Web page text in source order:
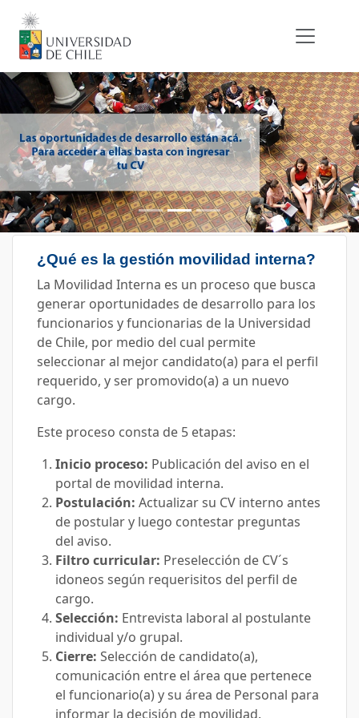
¿Qué es la gestión movilidad interna?
La Movilidad Interna es un proceso que busca
generar oportunidades de desarrollo para los
funcionarios y funcionarias de la Universidad
de Chile, por medio del cual permite
seleccionar al mejor candidato(a) para el perfil
requerido, y ser promovido(a) a un nuevo
cargo.
Este proceso consta de 5 etapas:
Inicio proceso: Publicación del aviso en el
portal de movilidad interna.
Postulación: Actualizar su CV interno antes
de postular y luego contestar preguntas
del aviso.
Filtro curricular: Preselección de CV´s
idoneos según requerisitos del perfil de
cargo.
Selección: Entrevista laboral al postulante
individual y/o grupal.
Cierre: Selección de candidato(a),
comunicación entre el área que pertenece
el funcionario(a) y su área de Personal para
informar la decisión de movilidad.